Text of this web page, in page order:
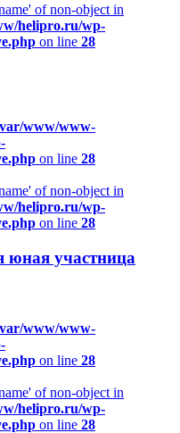
of non-object in
helipro.ru/wp-
on line 28
www/www-
on line 28
of non-object in
helipro.ru/wp-
on line 28
юная участница
www/www-
on line 28
of non-object in
helipro.ru/wp-
on line 28